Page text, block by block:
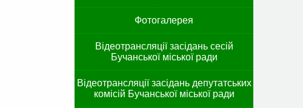
Фотогалерея
Відеотрансляції засідань сесій
Бучанської міської ради
Відеотрансляції засідань депутатських
комісій Бучанської міської ради